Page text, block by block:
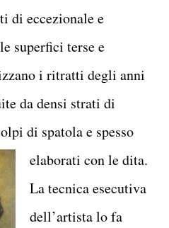
di eccezionale e
superfici terse e
i ritratti degli anni
da densi strati di
di spatola e spesso
elaborati con le dita.
La tecnica esecutiva
dell’artista lo fa